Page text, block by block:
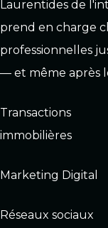
Laurentides de
prend en charge
professionnelles
— et même après
Transactions
immobilières
Marketing Digital
Réseaux sociaux